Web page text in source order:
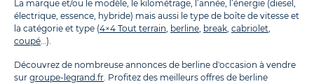
La marque et/ou le modèle, le kilométrage, l’année, l’énergie (diesel,
électrique, essence, hybride) mais aussi le type de boîte de vitesse et
la catégorie et type (4×4 Tout terrain, berline, break, cabriolet,
coupé…).
Découvrez de nombreuse annonces de berline d'occasion à vendre
sur groupe-legrand.fr. Profitez des meilleurs offres de berline